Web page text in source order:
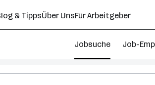
& TippsÜber UnsFür Arbeitgeber
Jobsuche Job-